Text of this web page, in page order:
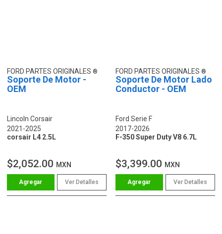
FORD PARTES ORIGINALES
Soporte De Motor -
OEM
Lincoln Corsair
2021-2025
corsair L4 2.5L
$2,052.00 MXN
Ver Detalles
FORD PARTES ORIGINALES
Soporte De Motor Lado
Conductor - OEM
Ford Serie F
2017-2026
F-350 Super Duty V8 6.7L
$3,399.00 MXN
Ver Detalles